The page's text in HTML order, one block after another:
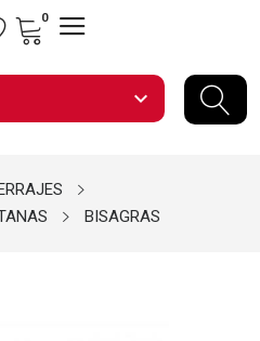
0
expand_more
BISAGRAS